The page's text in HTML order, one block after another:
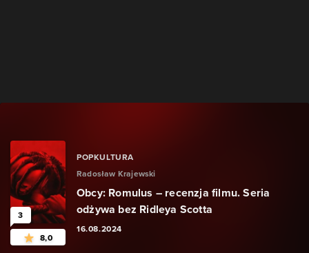
3
8,0
POPKULTURA
Radosław Krajewski
Obcy: Romulus – recenzja filmu. Seria
odżywa bez Ridleya Scotta
16.08.2024